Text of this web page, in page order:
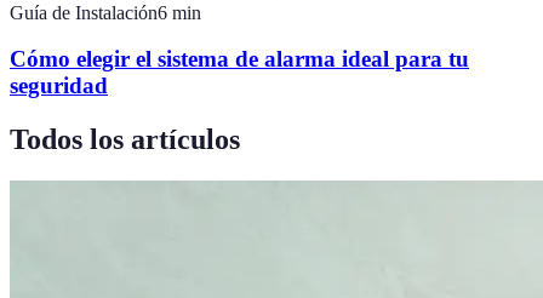
Guía de Instalación6 min
Cómo elegir el sistema de alarma ideal para tu
seguridad
Todos los artículos